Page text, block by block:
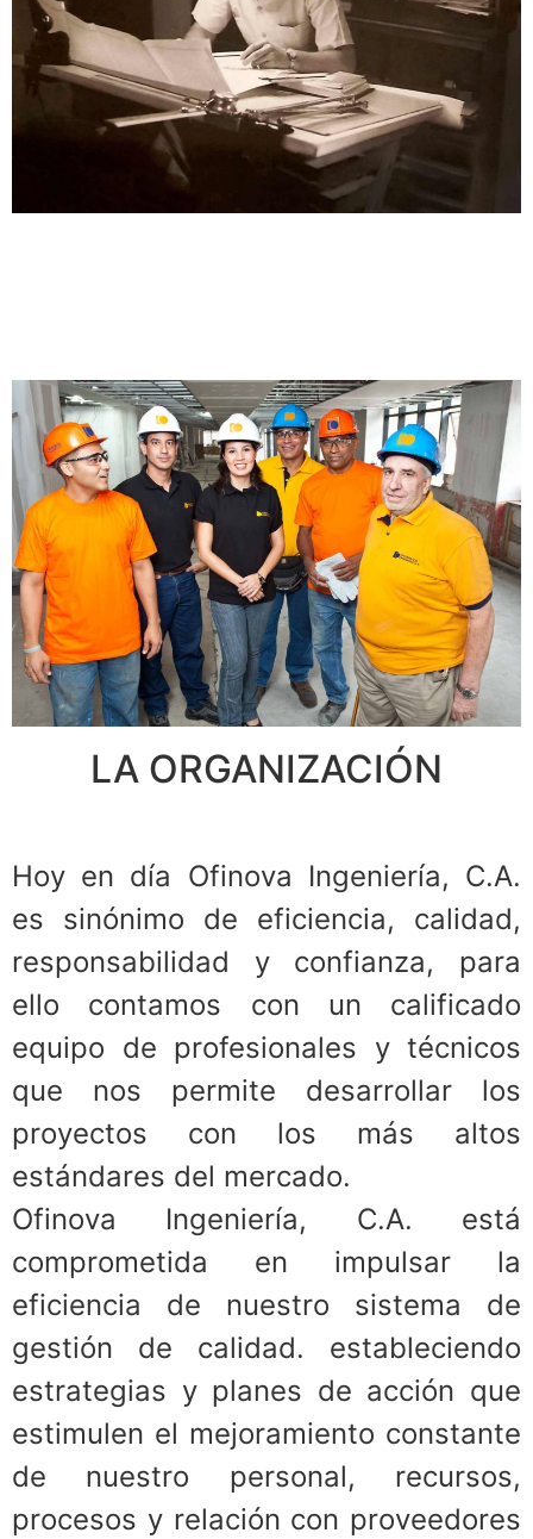
LA ORGANIZACIÓN
Hoy en día Ofinova Ingeniería, C.A.
es sinónimo de eficiencia, calidad,
responsabilidad y confianza, para
ello contamos con un calificado
equipo de profesionales y técnicos
que nos permite desarrollar los
proyectos con los más altos
estándares del mercado.
Ofinova Ingeniería, C.A. está
comprometida en impulsar la
eficiencia de nuestro sistema de
gestión de calidad. estableciendo
estrategias y planes de acción que
estimulen el mejoramiento constante
de nuestro personal, recursos,
procesos y relación con proveedores